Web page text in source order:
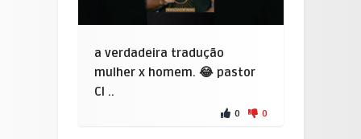
a verdadeira tradução
mulher x homem. 😂 pastor
Cl ..
0 0